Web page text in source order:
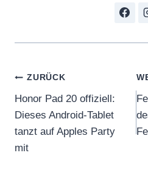
Beitragsnavigation
ZURÜCK
Honor Pad 20 offiziell:
Dieses Android-Tablet
tanzt auf Apples Party
mit